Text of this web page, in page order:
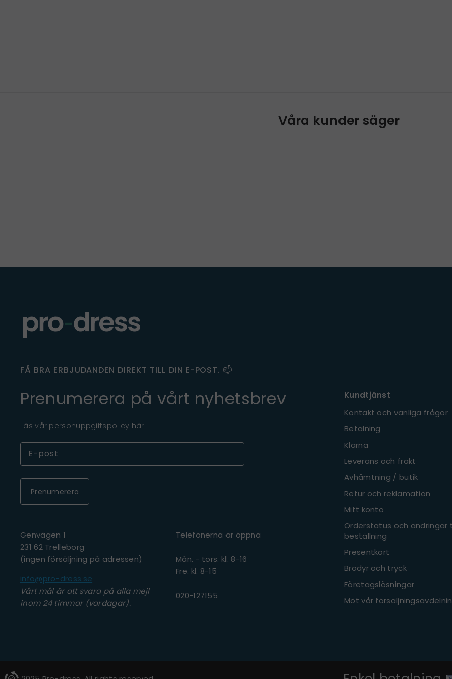
Våra kunder säger
FÅ BRA ERBJUDANDEN DIREKT TILL DIN E-POST. 📫
Prenumerera på vårt nyhetsbrev
Läs vår personuppgiftspolicy här
Prenumerera
Genvägen 1
231 62 Trelleborg
(ingen försäljning på adressen)
info@pro-dress.se
Vårt mål är att svara på alla mejl
inom 24 timmar (vardagar).
Telefonerna är öppna
Mån. - tors. kl. 8-16
Fre. kl. 8-15
020-127155
Kundtjänst
Kontakt och vanliga frågor
Betalning
Klarna
Leverans och frakt
Avhämtning / butik
Retur och reklamation
Mitt konto
Orderstatus och ändringar
beställning
Presentkort
Brodyr och tryck
Företagslösningar
Möt vår